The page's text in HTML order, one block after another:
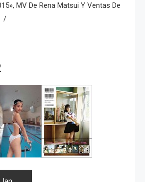
MV De Rena Matsui Y Ventas De